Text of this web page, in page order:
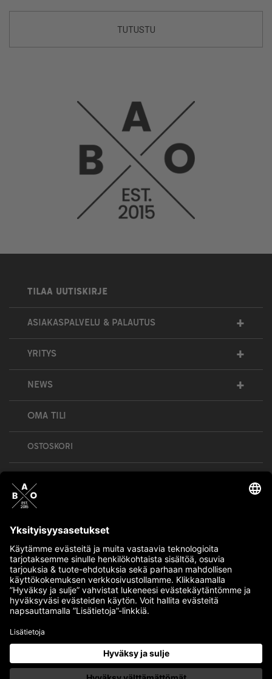
TUTUSTU
TILAA UUTISKIRJE
ASIAKASPALVELU & PALAUTUS +
YRITYS +
NEWS +
OMA TILI
OSTOSKORI
Bull’s All Out is social – follow us and show
your passion!
BULLMENTULA.FI